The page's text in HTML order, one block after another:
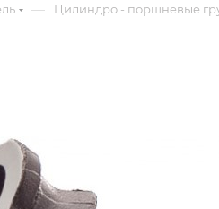
— Цилиндро - поршневые